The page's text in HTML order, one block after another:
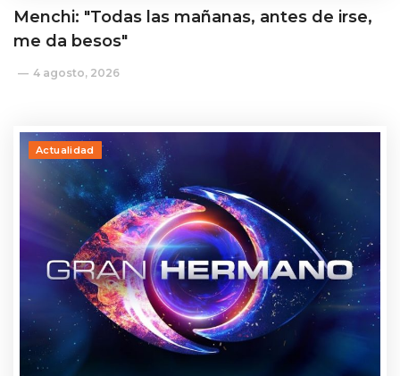
Menchi: "Todas las mañanas, antes de irse,
me da besos"
4 agosto, 2026
Actualidad